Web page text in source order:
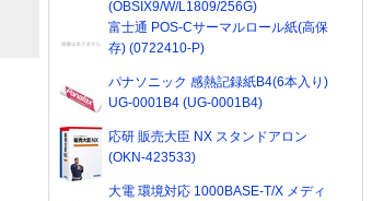
(OBSIX9/W/L1809/256G)
富士通 POS-Cサーマルロール紙(高保
存) (0722410-P)
パナソニック 感熱記録紙B4(6本入り)
UG-0001B4 (UG-0001B4)
応研 販売大臣 NX スタンドアロン
(OKN-423533)
大電 環境対応 1000BASE-T/X メディ